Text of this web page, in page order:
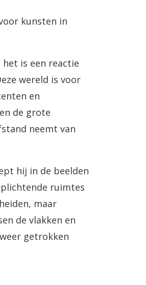
kunsten in
is een reactie
wereld is voor
en
de grote
neemt van
hij in de beelden
ruimtes
maar
de vlakken en
getrokken